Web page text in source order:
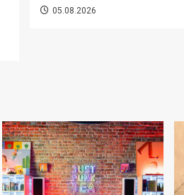
05.08.2026